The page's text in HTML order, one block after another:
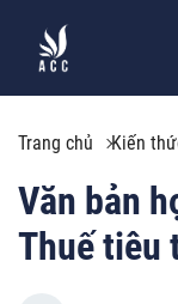
Trang chủ Kiến
Văn bản
Thuế tiêu